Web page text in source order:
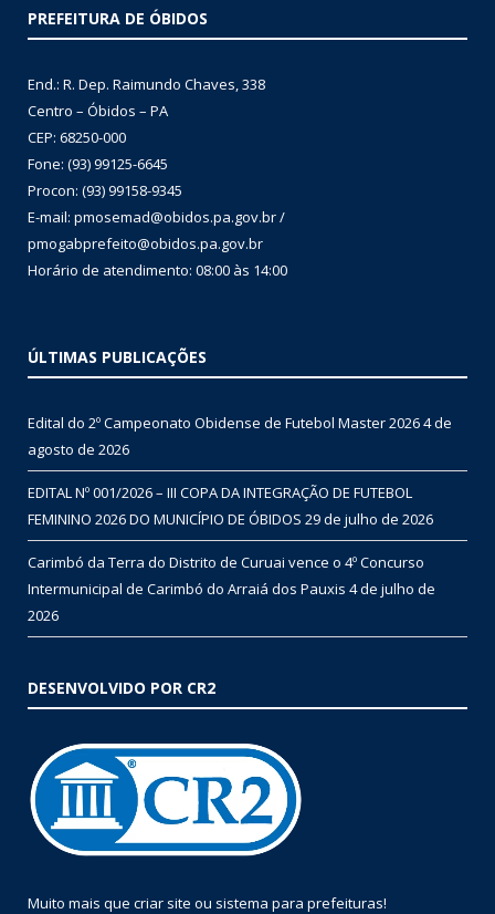
PREFEITURA DE ÓBIDOS
End.: R. Dep. Raimundo Chaves, 338
Centro – Óbidos – PA
CEP: 68250-000
Fone: (93) 99125-6645
Procon: (93) 99158-9345
E-mail: pmosemad@obidos.pa.gov.br /
pmogabprefeito@obidos.pa.gov.br
Horário de atendimento: 08:00 às 14:00
ÚLTIMAS PUBLICAÇÕES
Edital do 2º Campeonato Obidense de Futebol Master 20264 de
agosto de 2026
EDITAL Nº 001/2026 – III COPA DA INTEGRAÇÃO DE FUTEBOL
FEMININO 2026 DO MUNICÍPIO DE ÓBIDOS 29 de julho de 2026
Carimbó da Terra do Distrito de Curuai vence o 4º Concurso
Intermunicipal de Carimbó do Arraiá dos Pauxis 4 de julho de
2026
DESENVOLVIDO POR CR2
Muito mais que criar site ou sistema para prefeituras!